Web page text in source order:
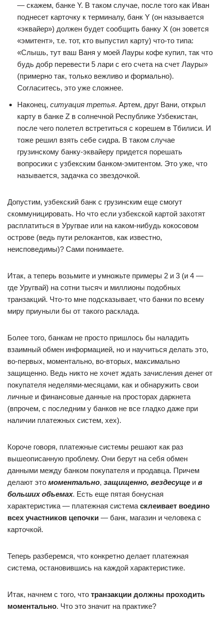
— скажем, банке Y. В таком случае, после того как Иван
поднесет карточку к терминалу, банк Y (он называется
«эквайер») должен будет сообщить банку X (он зовется
«эмитент», т.е. тот, кто выпустил карту) что-то типа:
«Слышь, тут ваш Ваня у моей Лауры кофе купил, так что
будь добр перевести 5 лари с его счета на счет Лауры»
(примерно так, только вежливо и формально).
Согласитесь, это уже сложнее.
Наконец, ситуация третья. Артем, друг Вани, открыл
карту в банке Z в солнечной Республике Узбекистан,
после чего полетел встретиться с корешем в Тбилиси. И
тоже решил взять себе сидра. В таком случае
грузинскому банку-эквайеру придется порешать
вопросики с узбекским банком-эмитентом. Это уже, что
называется, задачка со звездочкой.
Допустим, узбекский банк с грузинским еще смогут
скоммуницировать. Но что если узбекской картой захотят
расплатиться в Уругвае или на каком-нибудь кокосовом
острове (ведь пути релокантов, как известно,
неисповедимы)? Сами понимаете.
Итак, а теперь возьмите и умножьте примеры 2 и 3 (и 4 —
где Уругвай) на сотни тысяч и миллионы подобных
транзакций. Что-то мне подсказывает, что банки по всему
миру приуныли бы от такого расклада.
Более того, банкам не просто пришлось бы наладить
взаимный обмен информацией, но и научиться делать это,
во-первых, моментально, во-вторых, максимально
защищенно. Ведь никто не хочет ждать зачисления денег от
покупателя неделями-месяцами, как и обнаружить свои
личные и финансовые данные на просторах даркнета
(впрочем, с последним у банков не все гладко даже при
наличии платежных систем, хех).
Короче говоря, платежные системы решают как раз
вышеописанную проблему. Они берут на себя обмен
данными между банком покупателя и продавца. Причем
делают это моментально, защищенно, вездесуще и в
больших объемах. Есть еще пятая бонусная
характеристика — платежная система склеивает воедино
всех участников цепочки — банк, магазин и человека с
карточкой.
Теперь разберемся, что конкретно делает платежная
система, остановившись на каждой характеристике.
Итак, начнем с того, что транзакции должны проходить
моментально. Что это значит на практике?